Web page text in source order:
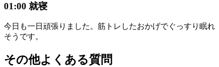
01:00 就寝
今日も一日頑張りました。筋トレしたおかげでぐっすり眠れ
そうです。
その他よくある質問